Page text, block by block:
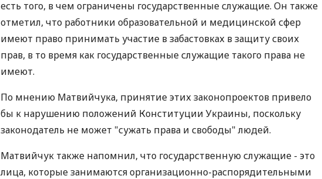
есть того, в чем ограничены государственные служащие. Он также
отметил, что работники образовательной и медицинской сфер
имеют право принимать участие в забастовках в защиту своих
прав, в то время как государственные служащие такого права не
имеют.
По мнению Матвийчука, принятие этих законопроектов привело
бы к нарушению положений Конституции Украины, поскольку
законодатель не может "сужать права и свободы" людей.
Матвийчук также напомнил, что государственную служащие - это
лица, которые занимаются организационно-распорядительными